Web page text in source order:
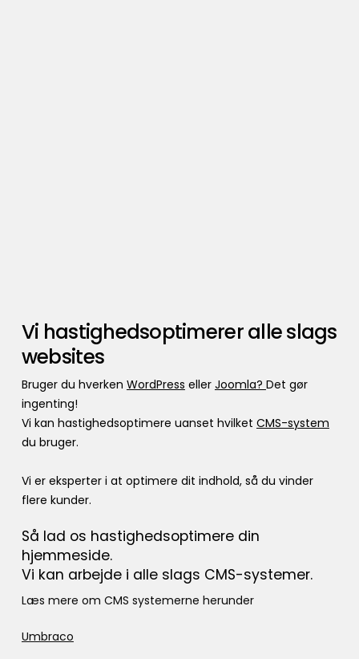
Vi hastighedsoptimerer alle slags
websites
Bruger du hverken WordPress eller Joomla? Det gør
ingenting!
Vi kan hastighedsoptimere uanset hvilket CMS-system
du bruger.
Vi er eksperter i at optimere dit indhold, så du vinder
flere kunder.
Så lad os hastighedsoptimere din
hjemmeside.
Vi kan arbejde i alle slags CMS-systemer.
Læs mere om CMS systemerne herunder
Umbraco